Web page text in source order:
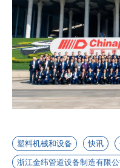
塑料机械和设备 快讯
浙江金纬管道设备制造有限